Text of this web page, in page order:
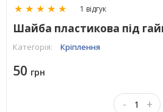
★ ★ ★ ★ ★ 1 відгук
Шайба пластикова під
Категорія: Кріплення
50 грн
- +